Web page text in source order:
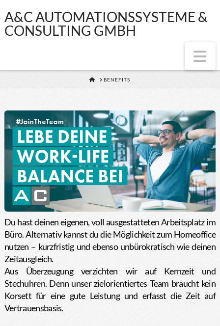
A&C
&
CONSULTING
GMBH
A&C AUTOMATIONSSYSTEME &
CONSULTING GMBH
HOME
BENEFITS
Du hast deinen eigenen, voll ausgestatteten Arbeitsplatz im
Büro. Alternativ kannst du die Möglichkeit zum Homeoffice
nutzen – kurzfristig und ebenso unbürokratisch wie deinen
Zeitausgleich.
Aus Überzeugung verzichten wir auf Kernzeit und
Stechuhren. Denn unser zielorientiertes Team braucht kein
Korsett für eine gute Leistung und erfasst die Zeit auf
Vertrauensbasis.